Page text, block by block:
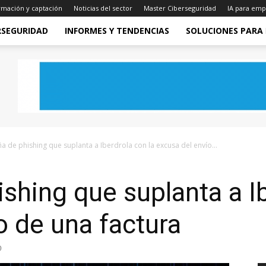
y captación Noticias del sector Master Ciberseguridad IA para
INFORMES Y TENDENCIAS SOLUCIONES PARA
de phishing que suplanta a Iberdrola con la excusa del envío...
que suplanta a
de una factura